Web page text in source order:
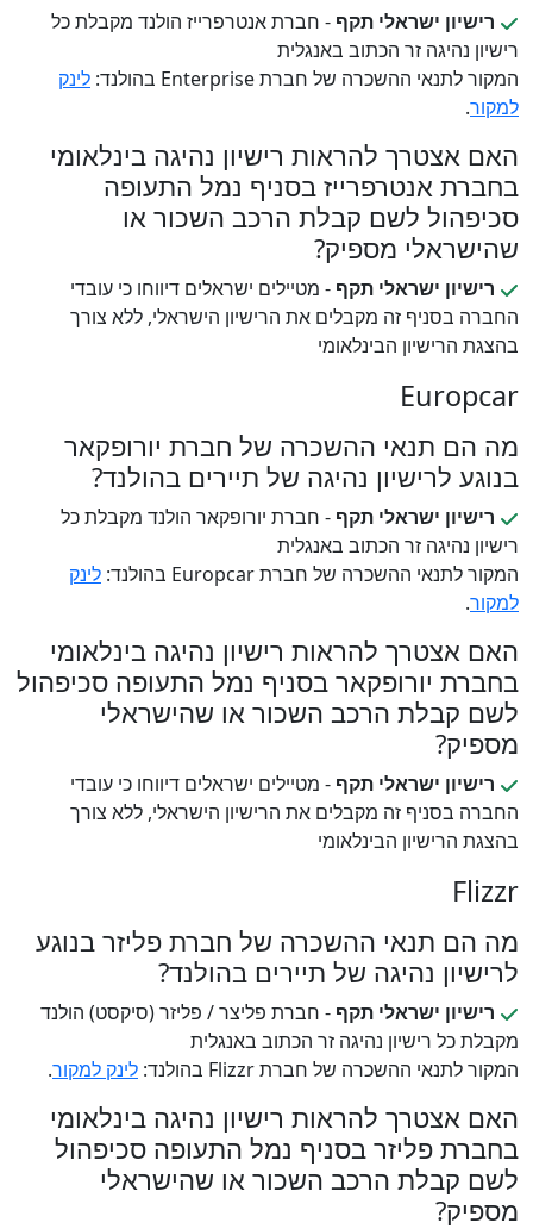
רישיון ישראלי תקף - חברת אנטרפרייז הולנד מקבלת כל
רישיון נהיגה זר הכתוב באנגלית
המקור לתנאי ההשכרה של חברת Enterprise בהולנד:
לינק
למקור.
האם אצטרך להראות רישיון נהיגה בינלאומי
בחברת אנטרפרייז בסניף נמל התעופה
סכיפהול לשם קבלת הרכב השכור או
שהישראלי מספיק?
רישיון ישראלי תקף - מטיילים ישראלים דיווחו כי עובדי
החברה בסניף זה מקבלים את הרישיון הישראלי, ללא צורך
בהצגת הרישיון הבינלאומי
Europcar
מה הם תנאי ההשכרה של חברת יורופקאר
בנוגע לרישיון נהיגה של תיירים בהולנד?
רישיון ישראלי תקף - חברת יורופקאר הולנד מקבלת כל
רישיון נהיגה זר הכתוב באנגלית
המקור לתנאי ההשכרה של חברת Europcar בהולנד:
לינק
למקור.
האם אצטרך להראות רישיון נהיגה בינלאומי
בחברת יורופקאר בסניף נמל התעופה סכיפהול
לשם קבלת הרכב השכור או שהישראלי
מספיק?
רישיון ישראלי תקף - מטיילים ישראלים דיווחו כי עובדי
החברה בסניף זה מקבלים את הרישיון הישראלי, ללא צורך
בהצגת הרישיון הבינלאומי
Flizzr
מה הם תנאי ההשכרה של חברת פליזר בנוגע
לרישיון נהיגה של תיירים בהולנד?
רישיון ישראלי תקף - חברת פליצר / פליזר (סיקסט) הולנד
מקבלת כל רישיון נהיגה זר הכתוב באנגלית
המקור לתנאי ההשכרה של חברת Flizzr בהולנד:
לינק למקור.
האם אצטרך להראות רישיון נהיגה בינלאומי
בחברת פליזר בסניף נמל התעופה סכיפהול
לשם קבלת הרכב השכור או שהישראלי
מספיק?